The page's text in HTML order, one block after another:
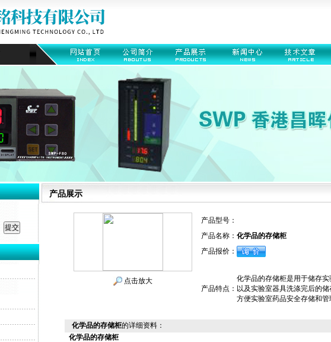
产品展示
点击放大
产品型号：
产品名称： 化学品的存储柜
产品报价：
产品特点：
化学品的存储柜是用于储存
以及实验室器具洗涤完后的
方便实验室药品安全存储和管
化学品的存储柜的详细资料：
化学品的存储柜